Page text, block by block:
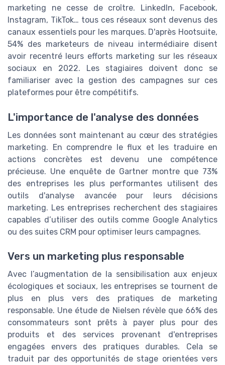
marketing ne cesse de croître. LinkedIn, Facebook,
Instagram, TikTok… tous ces réseaux sont devenus des
canaux essentiels pour les marques. D'après Hootsuite,
54% des marketeurs de niveau intermédiaire disent
avoir recentré leurs efforts marketing sur les réseaux
sociaux en 2022. Les stagiaires doivent donc se
familiariser avec la gestion des campagnes sur ces
plateformes pour être compétitifs.
L'importance de l'analyse des données
Les données sont maintenant au cœur des stratégies
marketing. En comprendre le flux et les traduire en
actions concrètes est devenu une compétence
précieuse. Une enquête de Gartner montre que 73%
des entreprises les plus performantes utilisent des
outils d'analyse avancée pour leurs décisions
marketing. Les entreprises recherchent des stagiaires
capables d’utiliser des outils comme Google Analytics
ou des suites CRM pour optimiser leurs campagnes.
Vers un marketing plus responsable
Avec l’augmentation de la sensibilisation aux enjeux
écologiques et sociaux, les entreprises se tournent de
plus en plus vers des pratiques de marketing
responsable. Une étude de Nielsen révèle que 66% des
consommateurs sont prêts à payer plus pour des
produits et des services provenant d'entreprises
engagées envers des pratiques durables. Cela se
traduit par des opportunités de stage orientées vers